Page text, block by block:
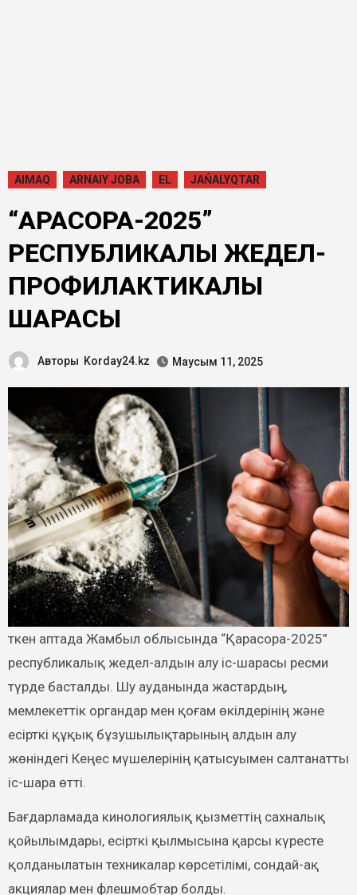
AIMAQ ARNAIY JOBA EL JAŃALYQTAR
“ҚАРАСОРА-2025”
РЕСПУБЛИКАЛЫҚ ЖЕДЕЛ-
ПРОФИЛАКТИКАЛЫҚ
ШАРАСЫ
Авторы Korday24.kz Маусым 11, 2025
республикалық жедел-алдын алу іс-шарасы ресми
түрде басталды. Шу ауданында жастардың,
мемлекеттік органдар мен қоғам өкілдерінің және
есірткі құқық бұзушылықтарының алдын алу
жөніндегі Кеңес мүшелерінің қатысуымен салтанатты
іс-шара өтті.
Бағдарламада кинологиялық қызметтің сахналық
қойылымдары, есірткі қылмысына қарсы күресте
қолданылатын техникалар көрсетілімі, сондай-ақ
акциялар мен флешмобтар болды.